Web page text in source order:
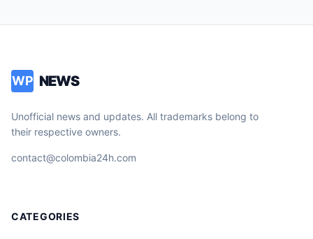
WP NEWS
Unofficial news and updates. All trademarks belong to
their respective owners.
contact@colombia24h.com
CATEGORIES